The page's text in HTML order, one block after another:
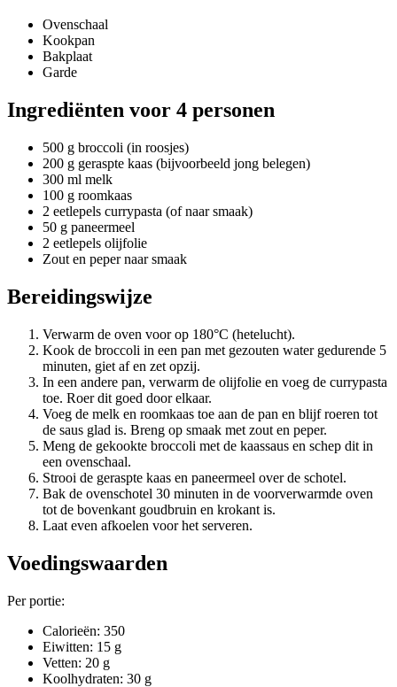
Ovenschaal
Kookpan
Bakplaat
Garde
Ingrediënten voor 4 personen
500 g broccoli (in roosjes)
200 g geraspte kaas (bijvoorbeeld jong belegen)
300 ml melk
100 g roomkaas
2 eetlepels currypasta (of naar smaak)
50 g paneermeel
2 eetlepels olijfolie
Zout en peper naar smaak
Bereidingswijze
Verwarm de oven voor op 180°C (hetelucht).
Kook de broccoli in een pan met gezouten water gedurende 5
minuten, giet af en zet opzij.
In een andere pan, verwarm de olijfolie en voeg de currypasta
toe. Roer dit goed door elkaar.
Voeg de melk en roomkaas toe aan de pan en blijf roeren tot
de saus glad is. Breng op smaak met zout en peper.
Meng de gekookte broccoli met de kaassaus en schep dit in
een ovenschaal.
Strooi de geraspte kaas en paneermeel over de schotel.
Bak de ovenschotel 30 minuten in de voorverwarmde oven
tot de bovenkant goudbruin en krokant is.
Laat even afkoelen voor het serveren.
Voedingswaarden
Per portie:
Calorieën: 350
Eiwitten: 15 g
Vetten: 20 g
Koolhydraten: 30 g